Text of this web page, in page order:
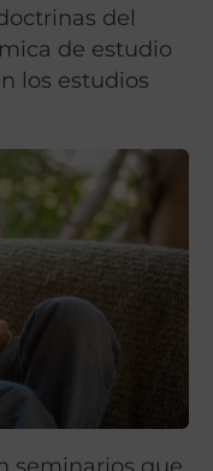
del
de estudio
los estudios
seminarios que